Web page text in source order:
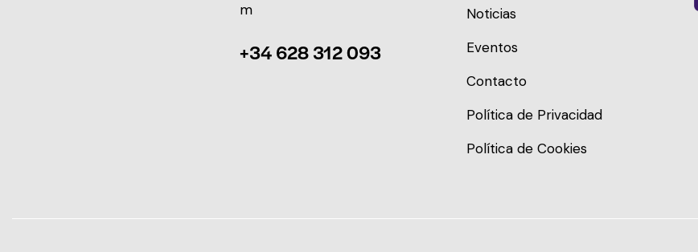
m
+34 628 312 093
Noticias
Eventos
Contacto
Política de Privacidad
Política de Cookies